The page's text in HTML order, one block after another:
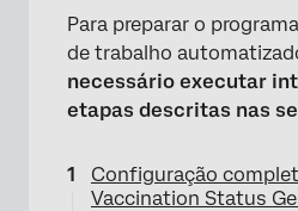
Para preparar o
de trabalho
necessário executar
etapas descritas nas
Configuração
Vaccination Status